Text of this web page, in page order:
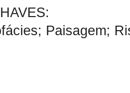
Paisagem;